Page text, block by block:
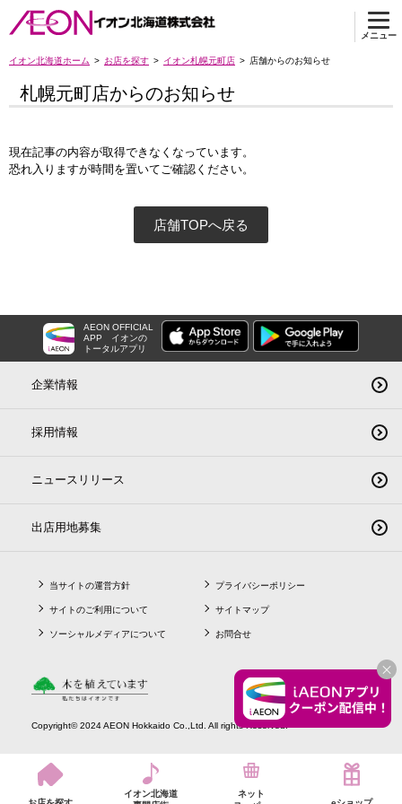
メニュー
イオン北海道ホーム お店を探す イオン札幌元町店 店舗からのお知らせ
札幌元町店からのお知らせ
現在記事の内容が取得できなくなっています。
恐れ入りますが時間を置いてご確認ください。
店舗TOPへ戻る
AEON OFFICIAL
APP
イオンの
トータルアプリ
企業情報
採用情報
ニュースリリース
出店用地募集
当サイトの運営方針
サイトのご利用について
ソーシャルメディアについて
プライバシーポリシー
サイトマップ
お問合せ
Copyright© 2024 AEON Hokkaido Co.,Ltd. All rights Reserved.
イオン北海道
ネット